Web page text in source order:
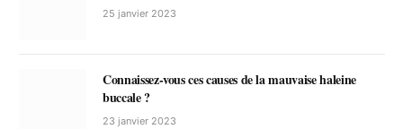
25 janvier 2023
Connaissez-vous ces causes de la mauvaise haleine
buccale ?
23 janvier 2023